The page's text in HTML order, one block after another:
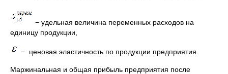
− удельная величина переменных расходов на
единицу продукции,
− ценовая эластичность по продукции предприятия.
Маржинальная и общая прибыль предприятия после